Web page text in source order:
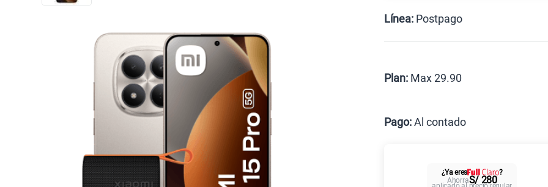
Línea: Postpago
Plan: Max 29.90
Pago:Al contado
¿Ya eres
?
AhorraS/ 280